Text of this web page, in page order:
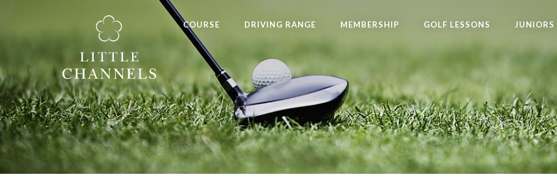
COURSE DRIVING RANGE MEMBERSHIP GOLF LESSONS JUNIORS